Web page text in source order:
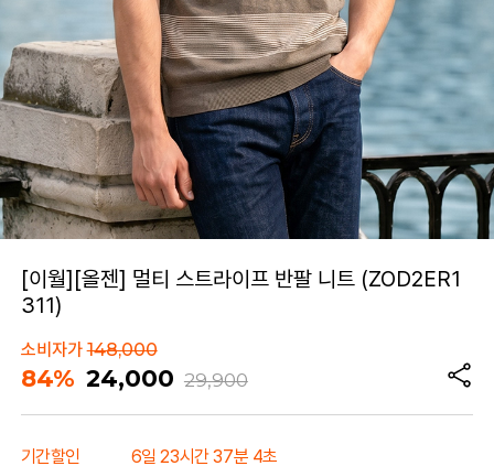
[이월][올젠] 멀티 스트라이프 반팔 니트 (ZOD2ER1
311)
소비자가148,000
84% 24,000 29,900
기간할인
6일 23시간 37분 4초